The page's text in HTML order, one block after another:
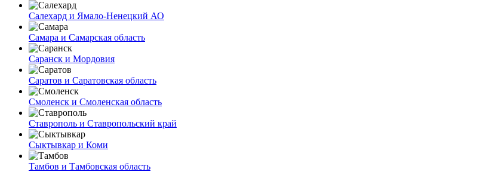
Салехард и Ямало-Ненецкий АО
Самара и Самарская область
Саранск и Мордовия
Саратов и Саратовская область
Смоленск и Смоленская область
Ставрополь и Ставропольский край
Сыктывкар и Коми
Тамбов и Тамбовская область